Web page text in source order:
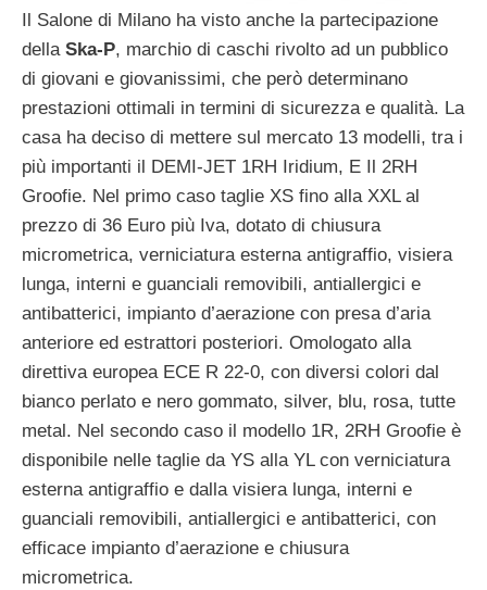
Il Salone di Milano ha visto anche la partecipazione
della Ska-P, marchio di caschi rivolto ad un pubblico
di giovani e giovanissimi, che però determinano
prestazioni ottimali in termini di sicurezza e qualità. La
casa ha deciso di mettere sul mercato 13 modelli, tra i
più importanti il DEMI-JET 1RH Iridium, E Il 2RH
Groofie. Nel primo caso taglie XS fino alla XXL al
prezzo di 36 Euro più Iva, dotato di chiusura
micrometrica, verniciatura esterna antigraffio, visiera
lunga, interni e guanciali removibili, antiallergici e
antibatterici, impianto d’aerazione con presa d’aria
anteriore ed estrattori posteriori. Omologato alla
direttiva europea ECE R 22-0, con diversi colori dal
bianco perlato e nero gommato, silver, blu, rosa, tutte
metal. Nel secondo caso il modello 1R, 2RH Groofie è
disponibile nelle taglie da YS alla YL con verniciatura
esterna antigraffio e dalla visiera lunga, interni e
guanciali removibili, antiallergici e antibatterici, con
efficace impianto d’aerazione e chiusura
micrometrica.